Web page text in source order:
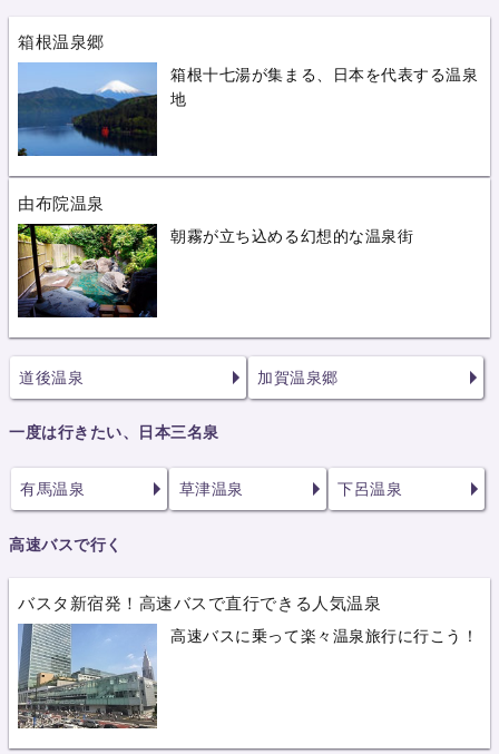
箱根温泉郷
箱根十七湯が集まる、日本を代表する温泉
地
由布院温泉
朝霧が立ち込める幻想的な温泉街
道後温泉 加賀温泉郷
一度は行きたい、日本三名泉
有馬温泉 草津温泉 下呂温泉
高速バスで行く
バスタ新宿発！高速バスで直行できる人気温泉
高速バスに乗って楽々温泉旅行に行こう！